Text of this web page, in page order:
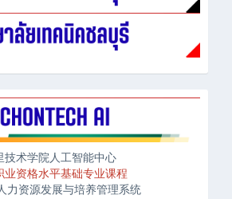
技术学院人工智能中心
业资格水平基础专业课程
力资源发展与培养管理系统